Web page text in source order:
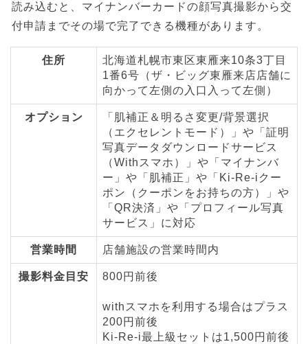
読み込むと、マイナンバーカードの顔写真撮影から交
付申請までその場で完了できる機種があります。
住所
北海道札幌市東区東雁来10条3丁目
1番6号（ザ・ビッグ東雁来店店舗に
向かって左側の入口入って左側）
オプション
「肌補正＆明るさ変更/背景選択
（エクセレントモード）」や「証明
写真データダウンロードサービス
（Withスマホ）」や「マイナンバ
ー」や「肌補正」や「Ki-Re-iクー
ポン（クーポンをお持ちの方）」や
「QR決済」や「プロフィール写真
サービス」に対応
営業時間 店舗施設の営業時間内
撮影料金目安 800円前後
withスマホを利用する場合はプラス
200円前後
Ki-Re-i最上級セットは1,500円前後